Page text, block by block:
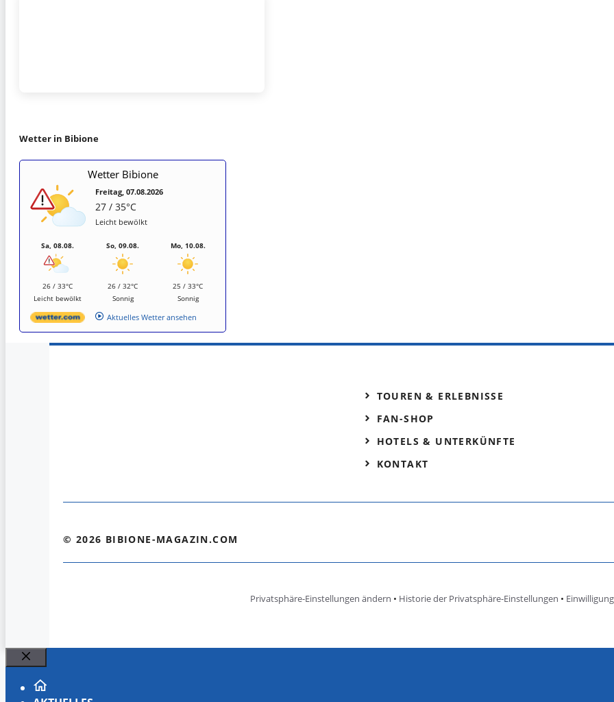
Wetter in Bibione
Wetter Bibione
Freitag, 07.08.2026
27 / 35°C
Leicht bewölkt
Sa, 08.08.
26 / 33°C
Leicht bewölkt
So, 09.08.
26 / 32°C
Sonnig
Mo, 10.08.
25 / 33°C
Sonnig
Aktuelles Wetter ansehen
TOUREN & ERLEBNISSE
FAN-SHOP
HOTELS & UNTERKÜNFTE
KONTAKT
© 2026 BIBIONE-MAGAZIN.COM
Privatsphäre-Einstellungen ändern • Historie der Privatsphäre-Einstellungen •
Schließen